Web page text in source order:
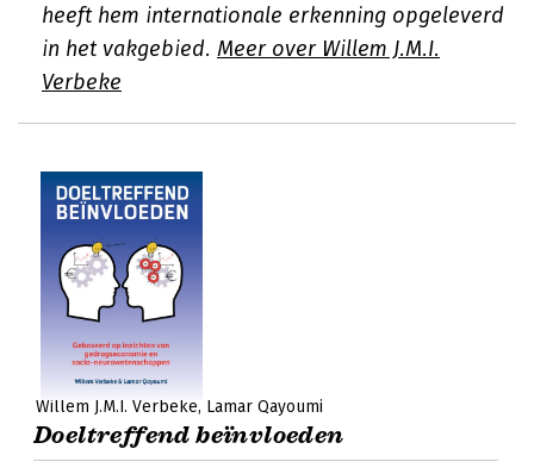
heeft hem internationale erkenning opgeleverd
in het vakgebied. Meer over Willem J.M.I.
Verbeke
Willem J.M.I. Verbeke Lamar Qayoumi
Doeltreffend beïnvloeden